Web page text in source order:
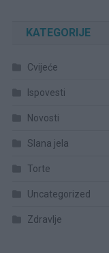
KATEGORIJE
Cvijeće
Ispovesti
Novosti
Slana jela
Torte
Uncategorized
Zdravlje